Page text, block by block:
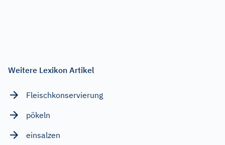
Weitere Lexikon Artikel
Fleischkonservierung
pökeln
einsalzen